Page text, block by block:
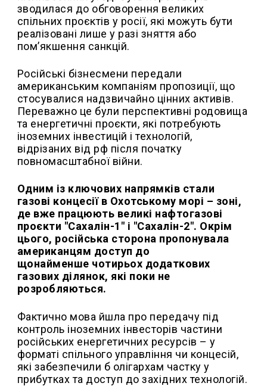
зводилася до обговорення великих
спільних проєктів у росії, які можуть бути
реалізовані лише у разі зняття або
пом’якшення санкцій.
Російські бізнесмени передали
американським компаніям пропозиції, що
стосувалися надзвичайно цінних активів.
Переважно це були перспективні родовища
та енергетичні проєкти, які потребують
іноземних інвестицій і технологій,
відрізаних від рф після початку
повномасштабної війни.
Одним із ключових напрямків стали
газові концесії в Охотському морі – зоні,
де вже працюють великі нафтогазові
проєкти "Сахалін-1" і "Сахалін-2". Окрім
цього, російська сторона пропонувала
американцям доступ до
щонайменше чотирьох додаткових
газових ділянок, які поки не
розробляються.
Фактично мова йшла про передачу під
контроль іноземних інвесторів частини
російських енергетичних ресурсів – у
форматі спільного управління чи концесій,
які забезпечили б олігархам частку у
прибутках та доступ до західних технологій.